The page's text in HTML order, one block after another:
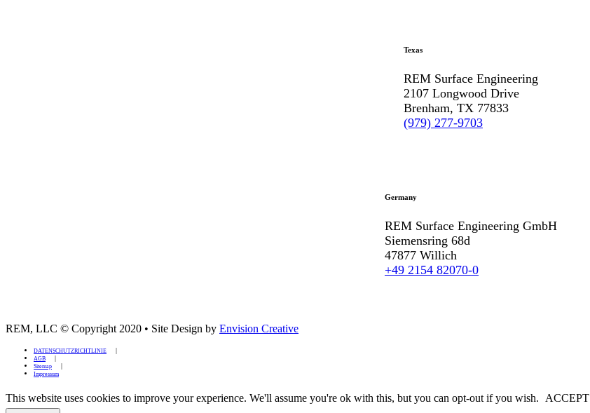
Texas
REM Surface Engineering
2107 Longwood Drive
Brenham, TX 77833
(979) 277-9703
Germany
REM Surface Engineering GmbH
Siemensring 68d
47877 Willich
+49 2154 82070-0
REM, LLC © Copyright 2020 • Site Design by Envision Creative
DATENSCHUTZRICHTLINIE
AGB
Sitemap
Impressum
This website uses cookies to improve your experience. We'll assume you're ok with this, but you can opt-out if you wish. ACCEPT